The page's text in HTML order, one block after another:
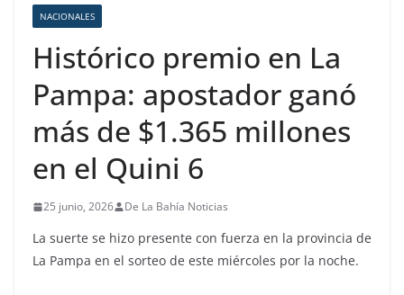
NACIONALES
Histórico premio en La
Pampa: apostador ganó
más de $1.365 millones
en el Quini 6
25 junio, 2026 De La Bahía Noticias
La suerte se hizo presente con fuerza en la provincia de
La Pampa en el sorteo de este miércoles por la noche.